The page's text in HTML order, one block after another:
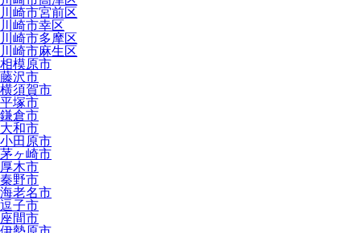
川崎市宮前区
川崎市幸区
川崎市多摩区
川崎市麻生区
相模原市
藤沢市
横須賀市
平塚市
鎌倉市
大和市
小田原市
茅ヶ崎市
厚木市
秦野市
海老名市
逗子市
座間市